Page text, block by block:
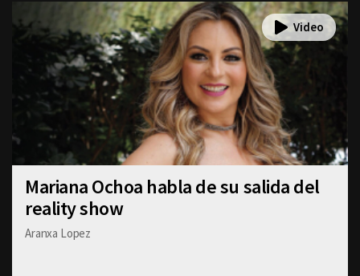
Mariana Ochoa habla de su salida del
reality show
Aranxa Lopez